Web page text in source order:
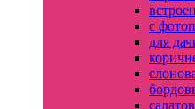
с
для